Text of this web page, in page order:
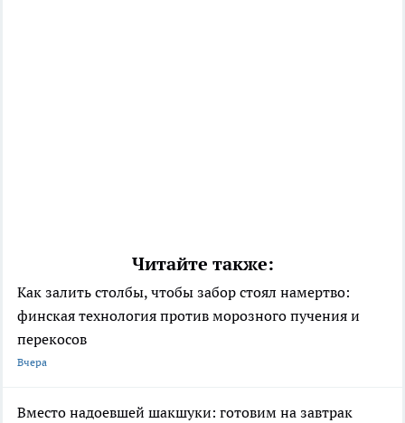
Читайте также:
Как залить столбы, чтобы забор стоял намертво:
финская технология против морозного пучения и
перекосов
Вчера
Вместо надоевшей шакшуки: готовим на завтрак